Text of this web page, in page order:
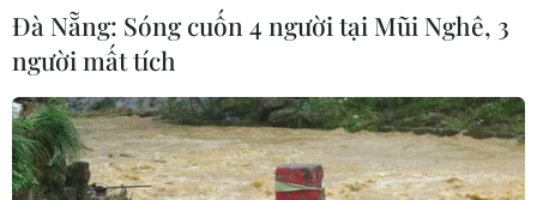
Đà Nẵng: Sóng cuốn 4 người tại Mũi Nghê, 3
người mất tích